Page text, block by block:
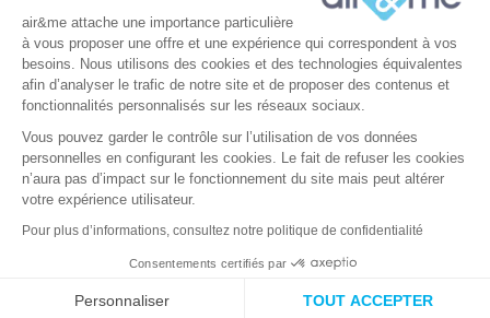
Découvrez tous nos produits
Copyright © 2025 – Tous droits réservés à air&me
air&me attache une importance particulière
à vous proposer une offre et une expérience qui correspondent à vos
besoins. Nous utilisons des cookies et des technologies équivalentes
afin d’analyser le trafic de notre site et de proposer des contenus et
fonctionnalités personnalisés sur les réseaux sociaux.
Vous pouvez garder le contrôle sur l’utilisation de vos données
personnelles en configurant les cookies. Le fait de refuser les cookies
n’aura pas d’impact sur le fonctionnement du site mais peut altérer
votre expérience utilisateur.
Pour plus d’informations, consultez notre politique de confidentialité
Consentements certifiés par
Personnaliser TOUT ACCEPTER